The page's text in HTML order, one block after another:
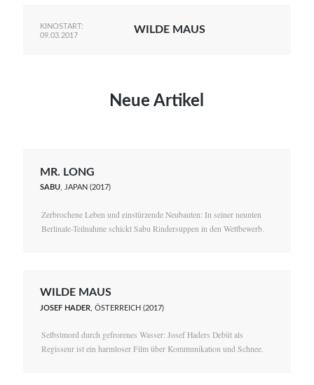
KINOSTART:
09.03.2017
WILDE MAUS
Neue Artikel
MR. LONG
SABU, JAPAN (2017)
Zerbrochene Leben und einstürzende Neubauten: In seiner neunten
Berlinale-Teilnahme schickt Sabu Rindersuppen in den Wettbewerb.
WILDE MAUS
JOSEF HADER , ÖSTERREICH (2017)
Selbstmord durch gefrorenes Wasser: Josef Haders Debüt als
Regisseur ist ein harmloser Film über Kommunikation und Schnee.